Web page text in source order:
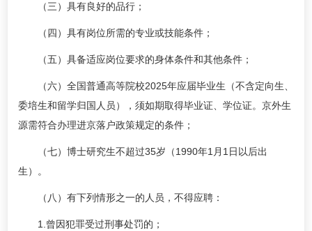
（三）具有良好的品行；
（四）具有岗位所需的专业或技能条件；
（五）具备适应岗位要求的身体条件和其他条件；
（六）全国普通高等院校2025年应届毕业生（不含定向生、
委培生和留学归国人员），须如期取得毕业证、学位证。京外生
源需符合办理进京落户政策规定的条件；
（七）博士研究生不超过35岁（1990年1月1日以后出
生）。
（八）有下列情形之一的人员，不得应聘：
1.曾因犯罪受过刑事处罚的；